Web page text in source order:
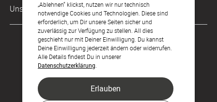
„Ablehnen“ klickst, nutzen wir nur technisch
notwendige Cookies und Technologien. Diese sind
erforderlich, um Dir unsere Seiten sicher und
zuverlässig zur Verfügung zu stellen. All dies
geschieht nur mit Deiner Einwilligung. Du kannst
Deine Einwilligung jederzeit ändern oder widerrufen.
Alle Details findest Du in unserer
Datenschutzerklärung
Erlauben
LLM's
Frankreich
Unsere Partner